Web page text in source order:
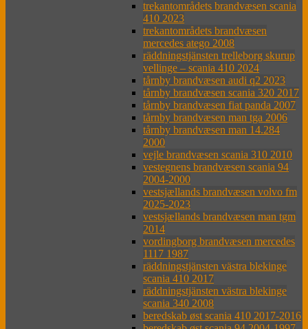
trekantområdets brandvæsen scania
410 2023
trekantområdets brandvæsen
mercedes atego 2008
räddningstjänsten trelleborg skurup
vellinge – scania 410 2024
tårnby brandvæsen audi q2 2023
tårnby brandvæsen scania 320 2017
tårnby brandvæsen fiat panda 2007
tårnby brandvæsen man tga 2006
tårnby brandvæsen man 14.284
2000
vejle brandvæsen scania 310 2010
vestegnens brandvæsen scania 94
2004-2000
vestsjællands brandvæsen volvo fm
2025-2023
vestsjællands brandvæsen man tgm
2014
vordingborg brandvæsen mercedes
1117 1987
räddningstjänsten västra blekinge
scania 410 2017
räddningstjänsten västra blekinge
scania 340 2008
beredskab øst scania 410 2017-2016